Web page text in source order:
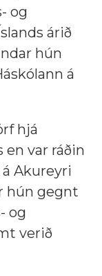
og
árið
hún
á
hjá
en var ráðin
Akureyri
hún gegnt
og
verið